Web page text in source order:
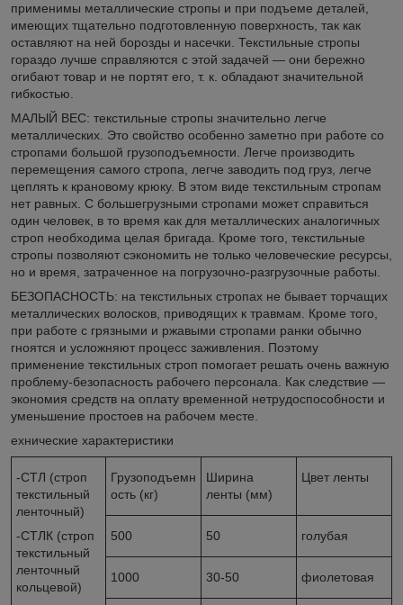
применимы металлические стропы и при подъеме деталей,
имеющих тщательно подготовленную поверхность, так как
оставляют на ней борозды и насечки. Текстильные стропы
гораздо лучше справляются с этой задачей — они бережно
огибают товар и не портят его, т. к. обладают значительной
гибкостью.
МАЛЫЙ ВЕС: текстильные стропы значительно легче
металлических. Это свойство особенно заметно при работе со
стропами большой грузоподъемности. Легче производить
перемещения самого стропа, легче заводить под груз, легче
цеплять к крановому крюку. В этом виде текстильным стропам
нет равных. С большегрузными стропами может справиться
один человек, в то время как для металлических аналогичных
строп необходима целая бригада. Кроме того, текстильные
стропы позволяют сэкономить не только человеческие ресурсы,
но и время, затраченное на погрузочно-разгрузочные работы.
БЕЗОПАСНОСТЬ: на текстильных стропах не бывает торчащих
металлических волосков, приводящих к травмам. Кроме того,
при работе с грязными и ржавыми стропами ранки обычно
гноятся и усложняют процесс заживления. Поэтому
применение текстильных строп помогает решать очень важную
проблему-безопасность рабочего персонала. Как следствие —
экономия средств на оплату временной нетрудоспособности и
уменьшение простоев на рабочем месте.
ехнические характеристики
-СТЛ (строп
текстильный
ленточный)
-СТЛК (строп
текстильный
ленточный
кольцевой)
Грузоподъемн
ость (кг)
Ширина
ленты (мм)
Цвет ленты
500 50 голубая
1000 30-50 фиолетовая